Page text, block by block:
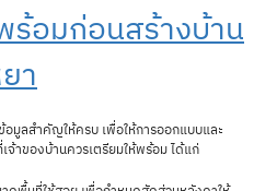
ร้อมก่อนสร้างบ้าน
า
อมูลสำคัญให้ครบ เพื่อให้การออกแบบและ
จ้าของบ้านควรเตรียมให้พร้อม ได้แก่